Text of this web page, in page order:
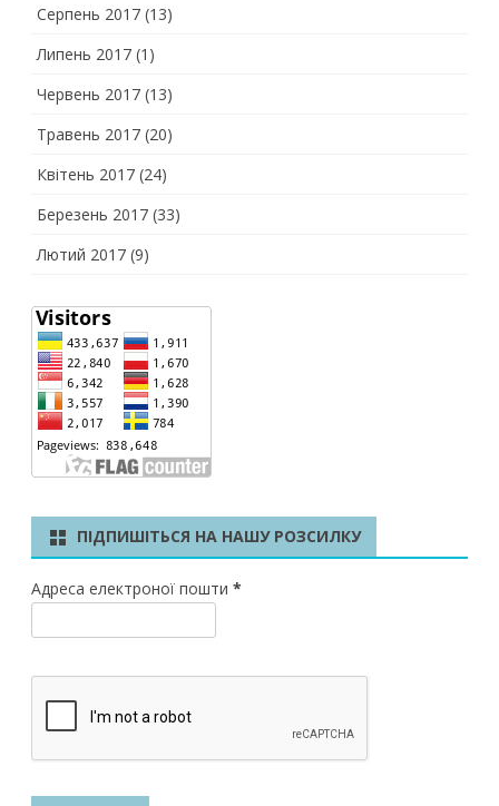
Серпень 2017 (13)
Липень 2017 (1)
Червень 2017 (13)
Травень 2017 (20)
Квітень 2017 (24)
Березень 2017 (33)
Лютий 2017 (9)
ПІДПИШІТЬСЯ НА НАШУ РОЗСИЛКУ
Адреса електроної пошти *